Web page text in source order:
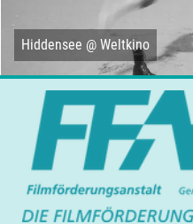
Hiddensee @ Weltkino